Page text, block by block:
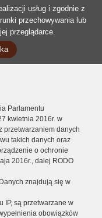
usług i zgodnie z
przechowywania lub
przeglądarce.
Parlamentu
kwietnia 2016r. w
przetwarzaniem danych
takich danych oraz
o ochronie
2016r., dalej RODO
znajdują się w
IP, są przetwarzane w
obowiązków